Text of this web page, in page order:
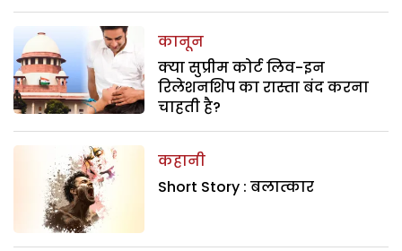
कानून
क्या सुप्रीम कोर्ट लिव-इन
रिलेशनशिप का रास्ता बंद करना
चाहती है?
कहानी
Short Story : बलात्कार